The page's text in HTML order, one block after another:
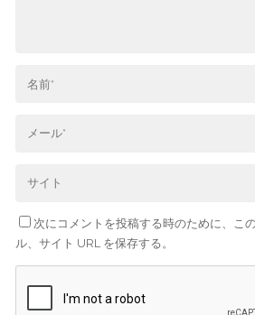
次にコメントを投稿する時のために、こ
ル、サイト URL を保存する。